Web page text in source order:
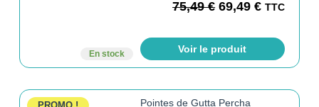
En stock
75,49€ 69,49€ TTC
Voir le produit
Pointes de Gutta Percha